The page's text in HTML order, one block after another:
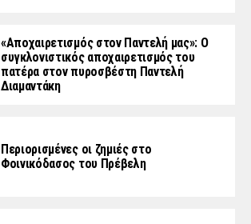
«Aποχαιρετισμός στον Παντελή μας»: Ο
συγκλονιστικός αποχαιρετισμός του
πατέρα στον πυροσβέστη Παντελή
Διαμαντάκη
Περιορισμένες οι ζημιές στο
Φοινικόδασος του Πρέβελη